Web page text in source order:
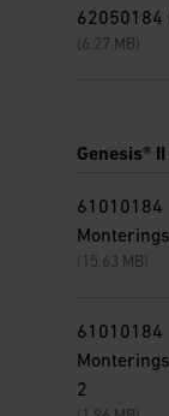
62050184
(6.27 MB)
Genesis®
61010184
(15.63 MB)
61010184
2